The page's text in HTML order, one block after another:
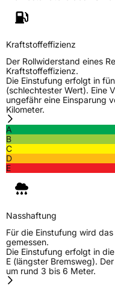
ZustandNeureifen
M+SJa
EU Label
EffizienzD
NasshaftungB
Rollgeräusch (Klasse)
Fahrzeugklasse
3PMSF /
Kraftstoffeffizienz
Der Rollwiderstand eines
Kraftstoffeffizienz.
Die Einstufung erfolgt in
(schlechtester Wert). Eine
ungefähr eine Einsparung
Kilometer.
A
B
C
D
E
Nasshaftung
Für die Einstufung wird
gemessen.
Die Einstufung erfolgt in
E (längster Bremsweg).
um rund 3 bis 6 Meter.